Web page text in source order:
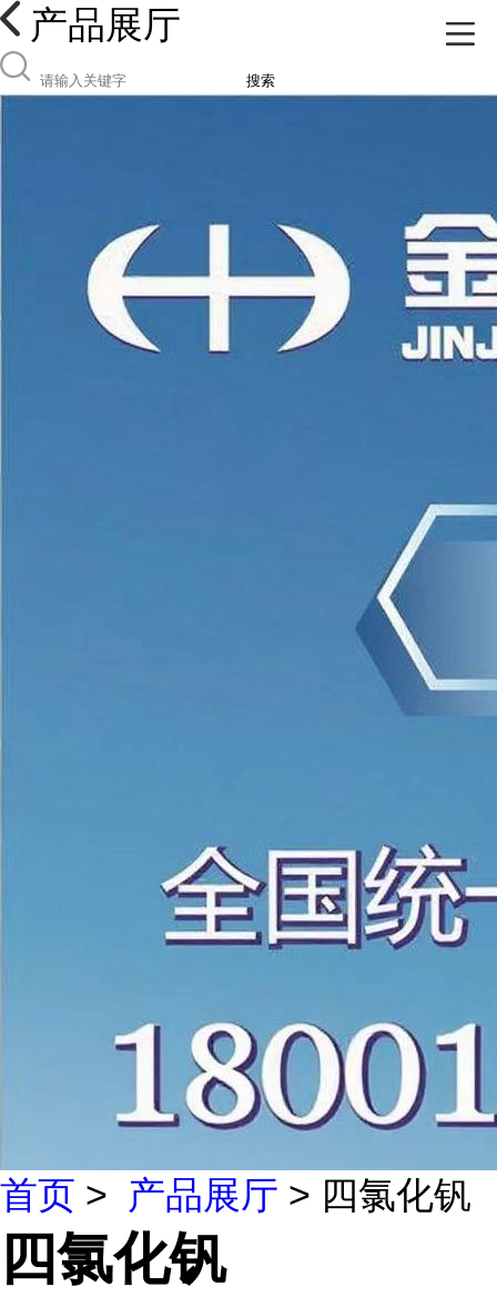
产品展厅
搜索
首页 > 产品展厅 > 四氯化钒
四氯化钒